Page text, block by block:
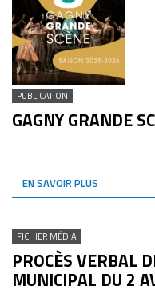
PUBLICATION
GAGNY GRANDE
EN SAVOIR PLUS
FICHIER MÉDIA
PROCÈS VERBAL
MUNICIPAL DU 2